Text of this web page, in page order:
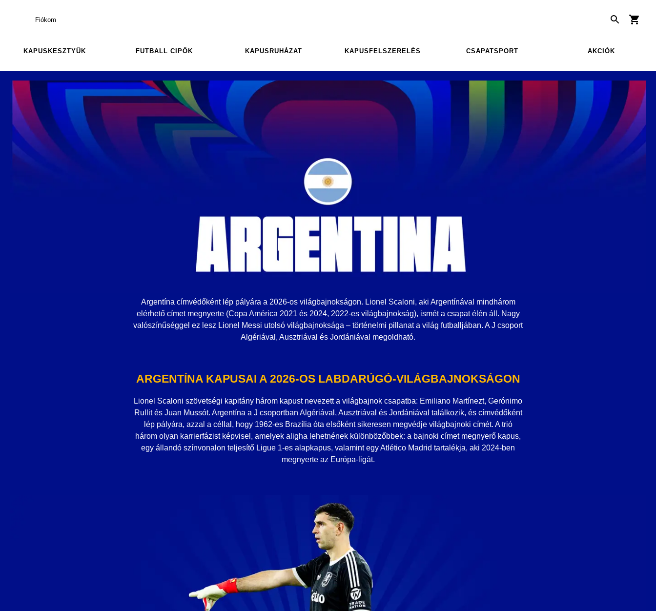
Fiókom
KAPUSKESZTYŰK FUTBALL CIPŐK KAPUSRUHÁZAT KAPUSFELSZERELÉS CSAPATSPORT AKCIÓK
Argentína címvédőként lép pályára a 2026-os világbajnokságon. Lionel Scaloni, aki Argentínával mindhárom
elérhető címet megnyerte (Copa América 2021 és 2024, 2022-es világbajnokság), ismét a csapat élén áll. Nagy
valószínűséggel ez lesz Lionel Messi utolsó világbajnoksága – történelmi pillanat a világ futballjában. A J csoport
Algériával, Ausztriával és Jordániával megoldható.
ARGENTÍNA KAPUSAI A 2026-OS LABDARÚGÓ-VILÁGBAJNOKSÁGON
Lionel Scaloni szövetségi kapitány három kapust nevezett a világbajnok csapatba: Emiliano Martínezt, Gerónimo
Rullit és Juan Mussót. Argentína a J csoportban Algériával, Ausztriával és Jordániával találkozik, és címvédőként
lép pályára, azzal a céllal, hogy 1962-es Brazília óta elsőként sikeresen megvédje világbajnoki címét. A trió
három olyan karrierfázist képvisel, amelyek aligha lehetnének különbözőbbek: a bajnoki címet megnyerő kapus,
egy állandó színvonalon teljesítő Ligue 1-es alapkapus, valamint egy Atlético Madrid tartalékja, aki 2024-ben
megnyerte az Európa-ligát.